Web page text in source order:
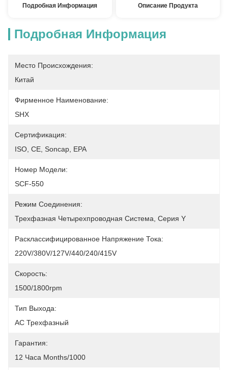
Подробная Информация Описание Продукта
Подробная Информация
Место Происхождения:
Китай
Фирменное Наименование:
SHX
Сертификация:
ISO, CE, Soncap, EPA
Номер Модели:
SCF-550
Режим Соединения:
Трехфазная Четырехпроводная Система, Серия Y
Расклассифицированное Напряжение Тока:
220V/380V/127V/440/240/415V
Скорость:
1500/1800rpm
Тип Выхода:
AC Трехфазный
Гарантия:
12 Часа Months/1000